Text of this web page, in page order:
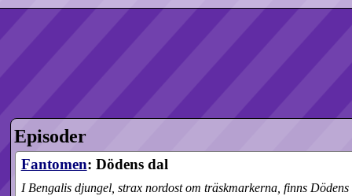
Episoder
Fantomen: Dödens dal
I Bengalis djungel, strax nordost om träskmarkerna, finns